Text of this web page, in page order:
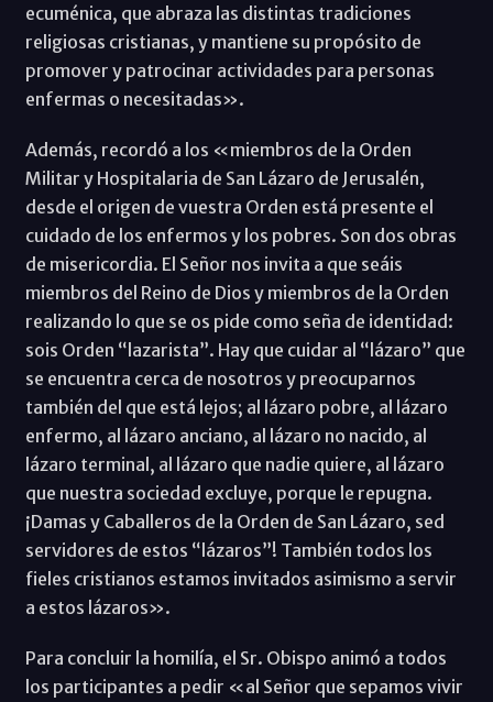
ecuménica, que abraza las distintas tradiciones
religiosas cristianas, y mantiene su propósito de
promover y patrocinar actividades para personas
enfermas o necesitadas».
Además, recordó a los «miembros de la Orden
Militar y Hospitalaria de San Lázaro de Jerusalén,
desde el origen de vuestra Orden está presente el
cuidado de los enfermos y los pobres. Son dos obras
de misericordia. El Señor nos invita a que seáis
miembros del Reino de Dios y miembros de la Orden
realizando lo que se os pide como seña de identidad:
sois Orden “lazarista”. Hay que cuidar al “lázaro” que
se encuentra cerca de nosotros y preocuparnos
también del que está lejos; al lázaro pobre, al lázaro
enfermo, al lázaro anciano, al lázaro no nacido, al
lázaro terminal, al lázaro que nadie quiere, al lázaro
que nuestra sociedad excluye, porque le repugna.
¡Damas y Caballeros de la Orden de San Lázaro, sed
servidores de estos “lázaros”! También todos los
fieles cristianos estamos invitados asimismo a servir
a estos lázaros».
Para concluir la homilía, el Sr. Obispo animó a todos
los participantes a pedir «al Señor que sepamos vivir